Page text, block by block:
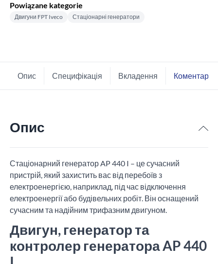
Powiązane kategorie
Двигуни FPT Iveco Стаціонарні генератори
Опис Специфікація Вкладення Коментарі
Опис
Стаціонарний генератор AP 440 I – це сучасний
пристрій, який захистить вас від перебоїв з
електроенергією, наприклад, під час відключення
електроенергії або будівельних робіт. Він оснащений
сучасним та надійним трифазним двигуном.
Двигун, генератор та
контролер генератора AP 440